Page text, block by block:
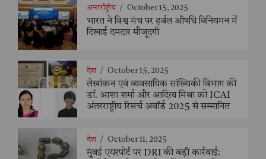
अन्तर्राष्ट्रीय / October 15, 2025
भारत ने विश्व मंच पर हर्बल औषधि विनियमन में
दिखाई दमदार मौजूदगी
देश / October 15, 2025
लेखांकन एवं व्यवसायिक सांख्यिकी विभाग की
डॉ. आशा शर्मा और आदित्य मिश्रा को ICAI
अंतरराष्ट्रीय रिसर्च अवॉर्ड 2025 से सम्मानित
देश / October 11, 2025
मुंबई एयरपोर्ट पर DRI की बड़ी कार्रवाई: